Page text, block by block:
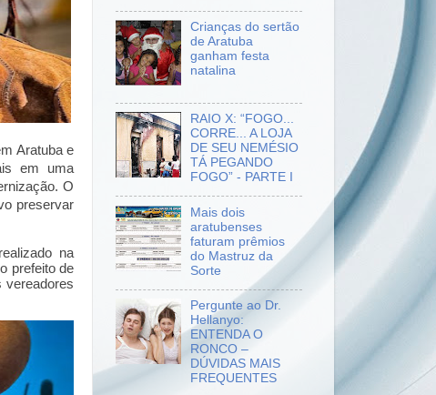
Aratuba e
em uma
O
preservar
na
prefeito de
vereadores
Crianças do sertão
de Aratuba
ganham festa
natalina
RAIO X: “FOGO...
CORRE... A LOJA
DE SEU NEMÉSIO
TÁ PEGANDO
FOGO” - PARTE I
Mais dois
aratubenses
faturam prêmios
do Mastruz da
Sorte
Pergunte ao Dr.
Hellanyo:
ENTENDA O
RONCO –
DÚVIDAS MAIS
FREQUENTES